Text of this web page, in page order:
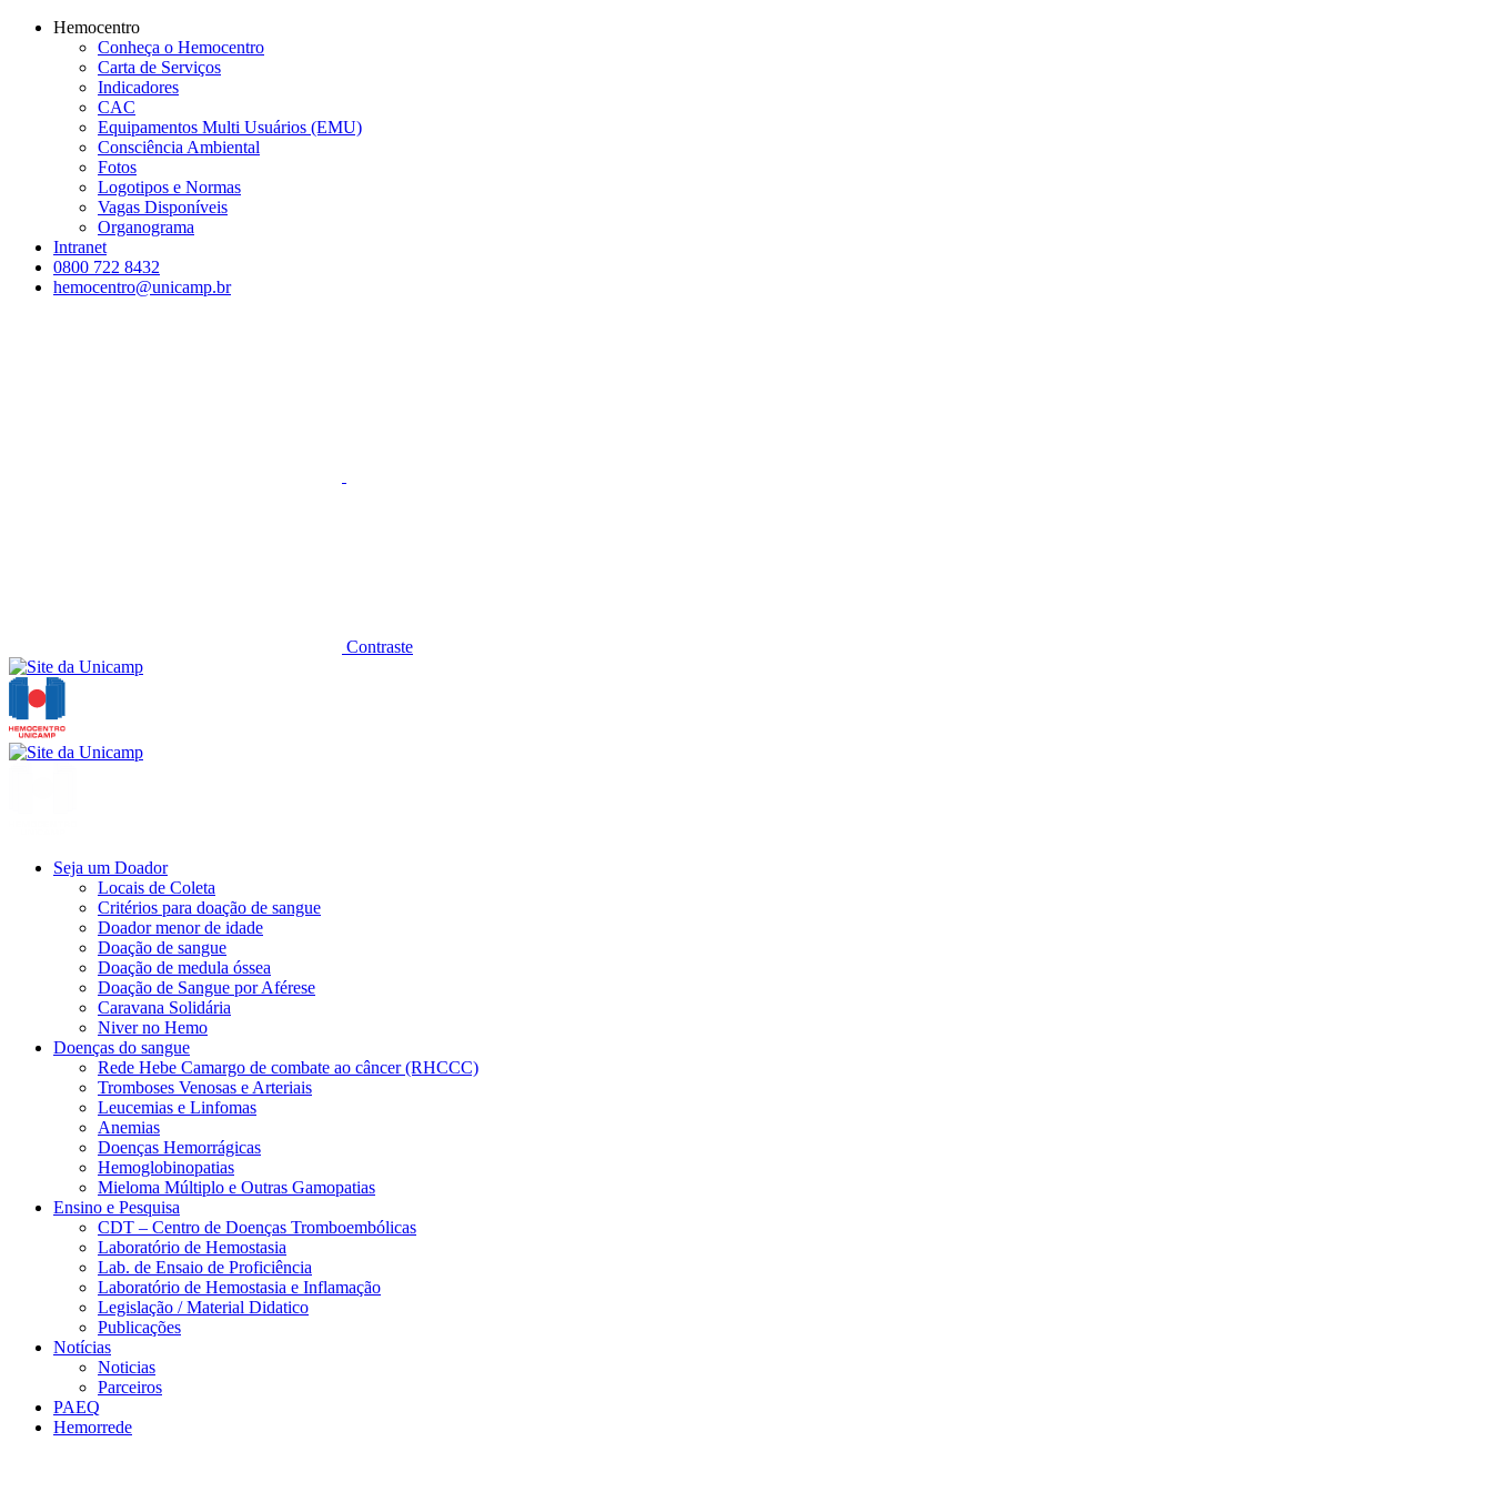
Conteúdo principal
Hemocentro
Conheça o Hemocentro
Carta de Serviços
Indicadores
CAC
Equipamentos Multi Usuários (EMU)
Consciência Ambiental
Fotos
Logotipos e Normas
Vagas Disponíveis
Organograma
Intranet
0800 722 8432
hemocentro@unicamp.br
Contraste
Seja um Doador
Locais de Coleta
Critérios para doação de sangue
Doador menor de idade
Doação de sangue
Doação de medula óssea
Doação de Sangue por Aférese
Caravana Solidária
Niver no Hemo
Doenças do sangue
Rede Hebe Camargo de combate ao câncer (RHCCC)
Tromboses Venosas e Arteriais
Leucemias e Linfomas
Anemias
Doenças Hemorrágicas
Hemoglobinopatias
Mieloma Múltiplo e Outras Gamopatias
Ensino e Pesquisa
CDT – Centro de Doenças Tromboembólicas
Laboratório de Hemostasia
Lab. de Ensaio de Proficiência
Laboratório de Hemostasia e Inflamação
Legislação / Material Didatico
Publicações
Notícias
Noticias
Parceiros
PAEQ
Hemorrede